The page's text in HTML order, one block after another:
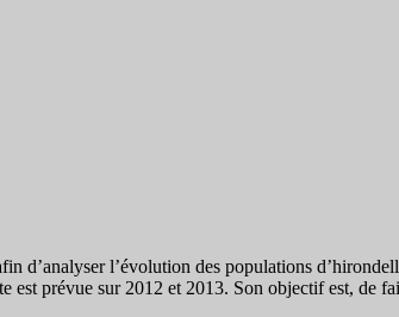
d’analyser l’évolution des populations
prévue sur 2012 et 2013. Son objectif est, de